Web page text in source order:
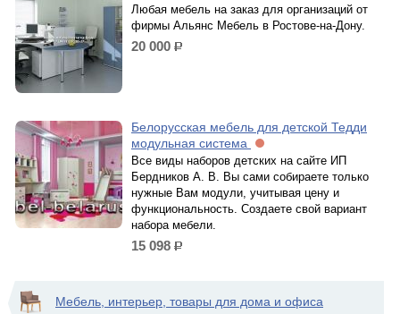
Любая мебель на заказ для организаций от
фирмы Альянс Мебель в Ростове-на-Дону.
20 000 р.
Белорусская мебель для детской Тедди
модульная система
Все виды наборов детских на сайте ИП
Бердников А. В. Вы сами собираете только
нужные Вам модули, учитывая цену и
функциональность. Создаете свой вариант
набора мебели.
15 098 р.
Мебель, интерьер, товары для дома и офиса